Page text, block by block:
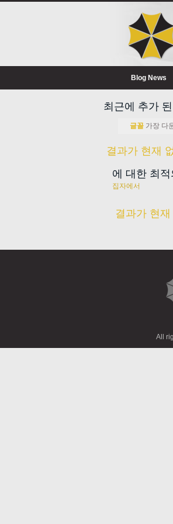
Blog News
최근에 추가
글꼴 가장 다
결과가 현재
에 대한 최
집자에서
결과가 현
All